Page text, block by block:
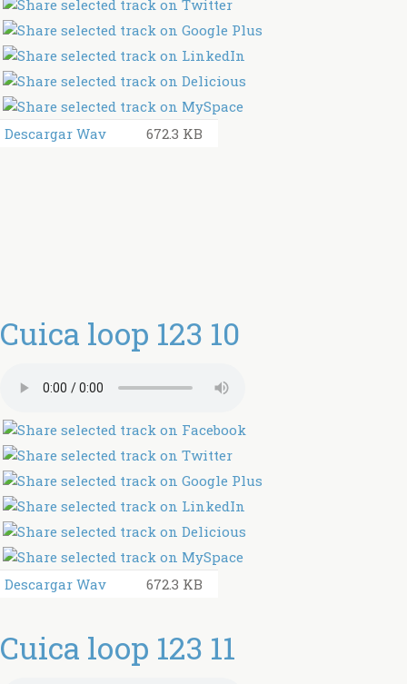
Descargar Wav 672.3 KB
Cuica loop 123 10
Descargar Wav 672.3 KB
Cuica loop 123 11